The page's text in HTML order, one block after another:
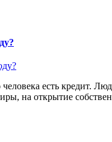
есть кредит.
на открытие